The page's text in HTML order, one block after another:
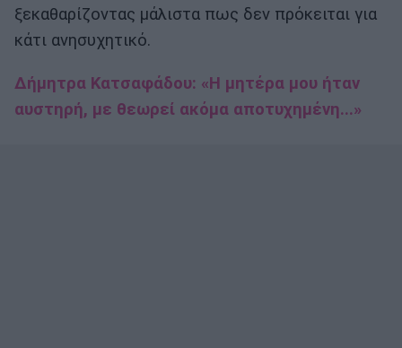
ξεκαθαρίζοντας μάλιστα πως δεν πρόκειται για
κάτι ανησυχητικό.
Δήμητρα Κατσαφάδου: «Η μητέρα μου ήταν
αυστηρή, με θεωρεί ακόμα αποτυχημένη...»